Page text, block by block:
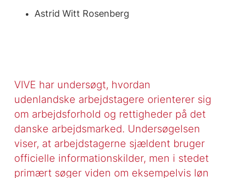
Astrid Witt Rosenberg
VIVE har undersøgt, hvordan
udenlandske arbejdstagere orienterer sig
om arbejdsforhold og rettigheder på det
danske arbejdsmarked. Undersøgelsen
viser, at arbejdstagerne sjældent bruger
officielle informationskilder, men i stedet
primært søger viden om eksempelvis løn